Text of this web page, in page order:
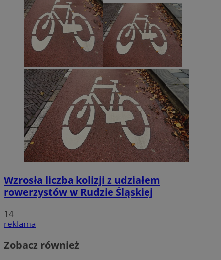
Wzrosła liczba kolizji z udziałem
rowerzystów w Rudzie Śląskiej
14
reklama
Zobacz również